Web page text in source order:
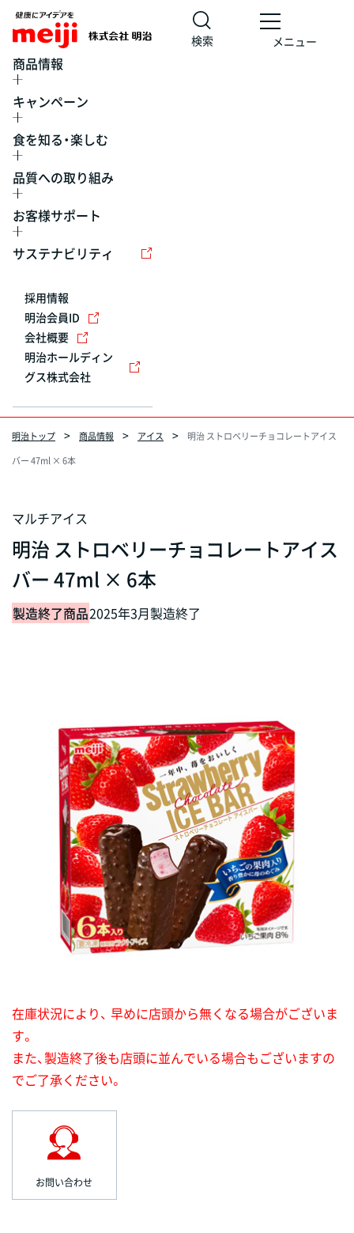
検索 メニュー
商品情報
キャンペーン
食を知る・楽しむ
品質への取り組み
お客様サポート
サステナビリティ
採用情報
明治会員ID
会社概要
明治ホールディン
グス株式会社
明治トップ 商品情報 アイス
明治 ストロベリーチョコレートアイス
バー 47ml × 6本
マルチアイス
明治 ストロベリーチョコレートアイス
バー 47ml × 6本
製造終了商品2025年3月製造終了
在庫状況により、 早めに店頭から無くなる場合がございま
す。
また、製造終了後も店頭に並んでいる場合もございますの
でご了承ください。
お問い合わせ